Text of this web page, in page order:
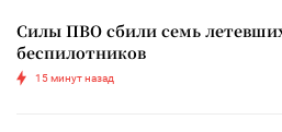
Силы ПВО сбили семь
беспилотников
15 минут назад